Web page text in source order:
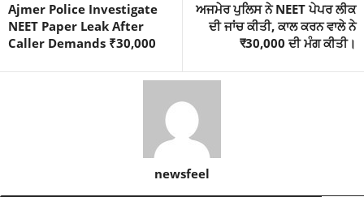
Ajmer Police Investigate
NEET Paper Leak After
Caller Demands ₹30,000
ਅਜਮੇਰ ਪੁਲਿਸ ਨੇ NEET ਪੇਪਰ ਲੀਕ
ਦੀ ਜਾਂਚ ਕੀਤੀ, ਕਾਲ ਕਰਨ ਵਾਲੇ ਨੇ
₹30,000 ਦੀ ਮੰਗ ਕੀਤੀ।
newsfeel